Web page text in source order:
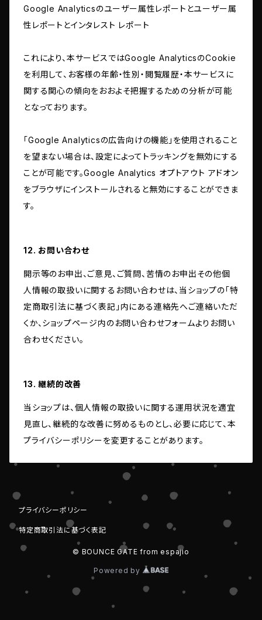
Google Analyticsのユーザー属性レポートとユーザー属
性レポートとインタレスト レポート
これにより、本サービスではGoogle AnalyticsのCookie
を利用して、お客様の年齢・性別・閲覧履歴・本サービスに
関する関心の傾向をおおよそ把握するための分析が可能
となっております。
「Google Analyticsの広告向けの機能」を使用されること
を望まない場合は、設定によってトラッキングを無効にする
ことが可能です。Google Analytics オプトアウト アドオン
をブラウザにインストールされると無効にすることができま
す。
12. お問い合わせ
開示等のお申出、ご意見、ご質問、苦情のお申出その他個
人情報の取扱いに関するお問い合わせは、当ショップの「特
定商取引法に基づく表記」内にある連絡先へご連絡いただ
くか、ショップページ内のお問い合わせフォームよりお問い
合わせください。
13. 継続的改善
当ショップは、個人情報の取扱いに関する運用状況を適宜
見直し、継続的な改善に努めるものとし、必要に応じて、本
プライバシーポリシーを変更することがあります。
プライバシーポリシー
特定商取引法に基づく表記
© BOUNCE GATE from espajio
Powered by